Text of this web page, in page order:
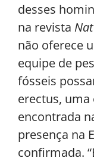
desses
na revista
não oferece
equipe de
fósseis
erectus,
encontrada
presença na
confirmada.